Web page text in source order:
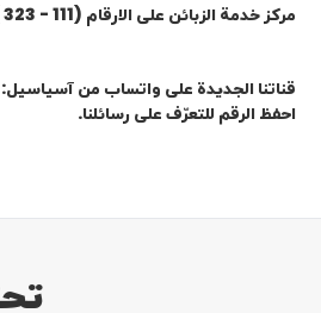
مركز خدمة الزبائن على الارقام (111 - 323 ) یرجی الضغط
احفظ الرقم للتعرّف على رسائلنا.